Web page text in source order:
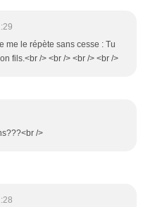
me le répète sans cesse : Tu
fils.<br /> <br /> <br /> <br />
/>